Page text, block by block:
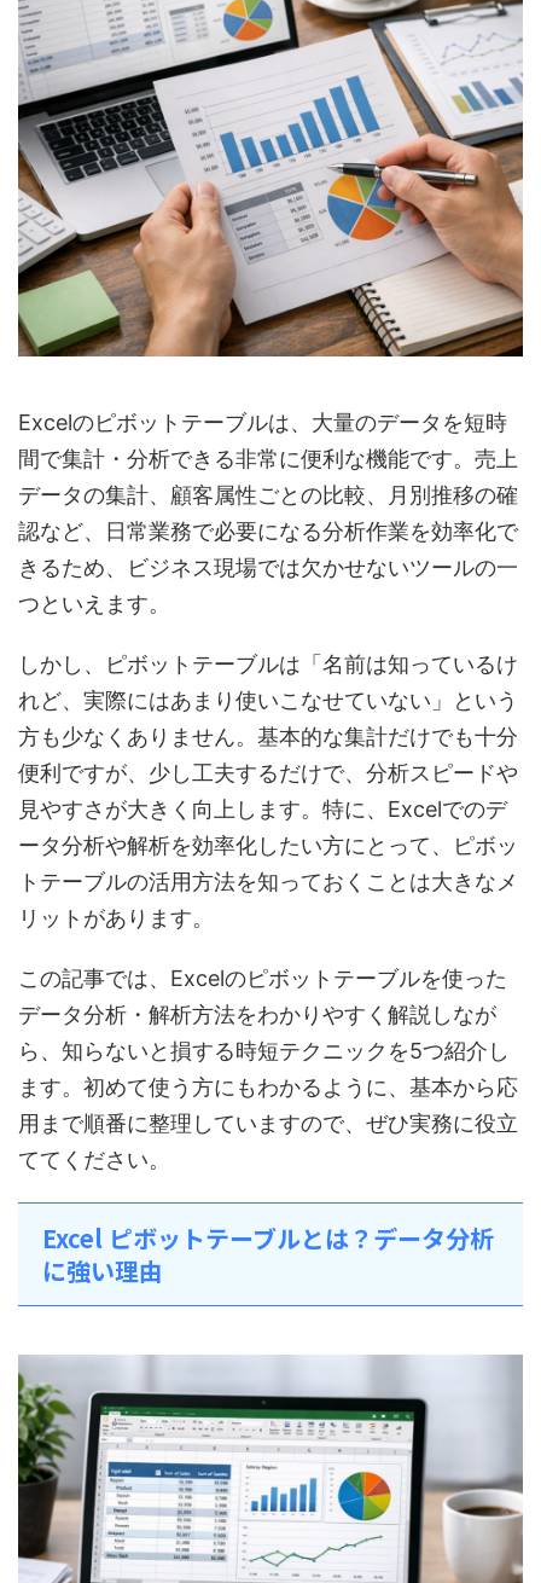
Excelのピボットテーブルは、大量のデータを短時
間で集計・分析できる非常に便利な機能です。売上
データの集計、顧客属性ごとの比較、月別推移の確
認など、日常業務で必要になる分析作業を効率化で
きるため、ビジネス現場では欠かせないツールの一
つといえます。
しかし、ピボットテーブルは「名前は知っているけ
れど、実際にはあまり使いこなせていない」という
方も少なくありません。基本的な集計だけでも十分
便利ですが、少し工夫するだけで、分析スピードや
見やすさが大きく向上します。特に、Excelでのデ
ータ分析や解析を効率化したい方にとって、ピボッ
トテーブルの活用方法を知っておくことは大きなメ
リットがあります。
この記事では、Excelのピボットテーブルを使った
データ分析・解析方法をわかりやすく解説しなが
ら、知らないと損する時短テクニックを5つ紹介し
ます。初めて使う方にもわかるように、基本から応
用まで順番に整理していますので、ぜひ実務に役立
ててください。
Excel ピボットテーブルとは？データ分析
に強い理由